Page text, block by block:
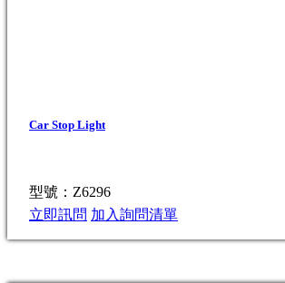
Car Stop Light
型號：Z6296
立即訊問 加入詢問清單